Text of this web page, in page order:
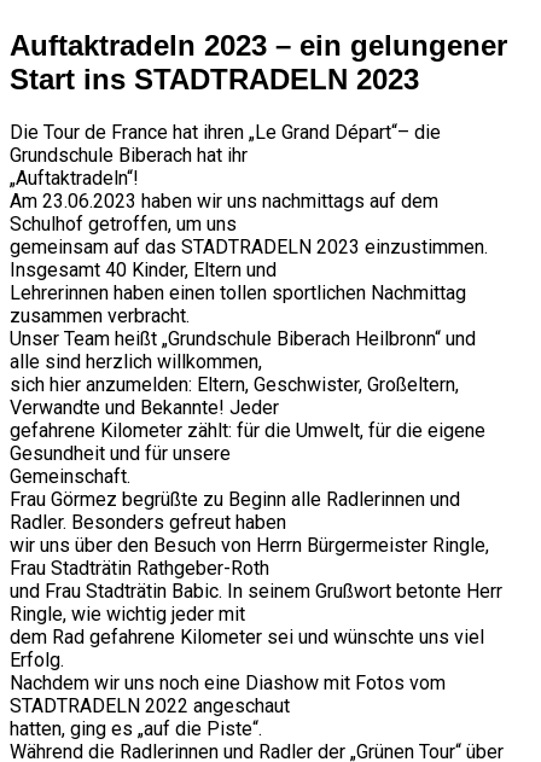
Auftaktradeln 2023 – ein gelungener
Start ins STADTRADELN 2023
Die Tour de France hat ihren „Le Grand Départ“– die
Grundschule Biberach hat ihr
„Auftaktradeln“!
Am 23.06.2023 haben wir uns nachmittags auf dem
Schulhof getroffen, um uns
gemeinsam auf das STADTRADELN 2023 einzustimmen.
Insgesamt 40 Kinder, Eltern und
Lehrerinnen haben einen tollen sportlichen Nachmittag
zusammen verbracht.
Unser Team heißt „Grundschule Biberach Heilbronn“ und
alle sind herzlich willkommen,
sich hier anzumelden: Eltern, Geschwister, Großeltern,
Verwandte und Bekannte! Jeder
gefahrene Kilometer zählt: für die Umwelt, für die eigene
Gesundheit und für unsere
Gemeinschaft.
Frau Görmez begrüßte zu Beginn alle Radlerinnen und
Radler. Besonders gefreut haben
wir uns über den Besuch von Herrn Bürgermeister Ringle,
Frau Stadträtin Rathgeber-Roth
und Frau Stadträtin Babic. In seinem Grußwort betonte Herr
Ringle, wie wichtig jeder mit
dem Rad gefahrene Kilometer sei und wünschte uns viel
Erfolg.
Nachdem wir uns noch eine Diashow mit Fotos vom
STADTRADELN 2022 angeschaut
hatten, ging es „auf die Piste“.
Während die Radlerinnen und Radler der „Grünen Tour“ über